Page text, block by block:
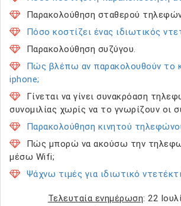
Παρακολούθηση σταθερού
Πόσο κοστίζει ένας ιδιωτικός
Παρακολούθηση συζύγου.
Πώς βλέπω αν παρακολουθούν το
iphone;
Γίνεται να γίνει συνακρόαση
συνομιλίας χωρίς να το γνωρίζουν οι
Παρακολούθηση κινητού
Πώς μπορώ να ακούσω την
μέσω Wifi;
Ψάχνω τιμές για ιδιωτικό
Τελευταία ενημέρωση: 22